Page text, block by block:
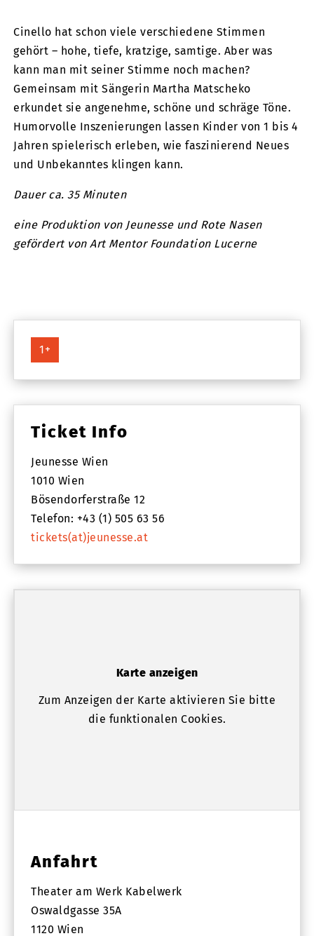
Cinello hat schon viele verschiedene Stimmen
gehört – hohe, tiefe, kratzige, samtige. Aber was
kann man mit seiner Stimme noch machen?
Gemeinsam mit Sängerin Martha Matscheko
erkundet sie angenehme, schöne und schräge Töne.
Humorvolle Inszenierungen lassen Kinder von 1 bis 4
Jahren spielerisch erleben, wie faszinierend Neues
und Unbekanntes klingen kann.
Dauer ca. 35 Minuten
eine Produktion von Jeunesse und Rote Nasen
gefördert von Art Mentor Foundation Lucerne
1+
Ticket Info
Jeunesse Wien
1010 Wien
Bösendorferstraße 12
Telefon: +43 (1) 505 63 56
tickets(at)jeunesse.at
Karte anzeigen
Zum Anzeigen der Karte aktivieren Sie bitte
die funktionalen Cookies.
Anfahrt
Theater am Werk Kabelwerk
Oswaldgasse 35A
1120 Wien